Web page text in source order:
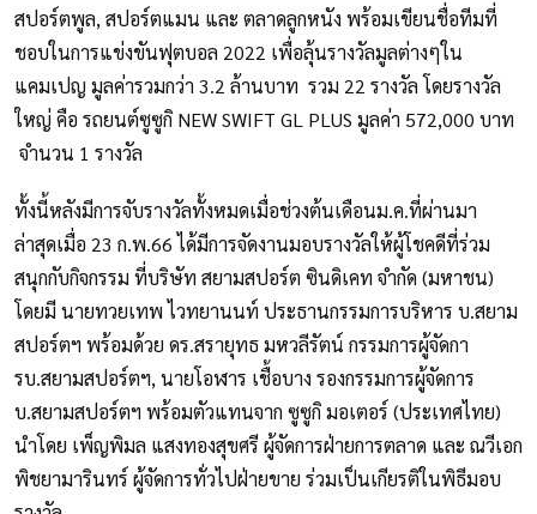
สปอร์ตพูล, สปอร์ตแมน และ ตลาดลูกหนัง พร้อมเขียนชื่อทีมที่
ชอบในการแข่งขันฟุตบอล 2022 เพื่อลุ้นรางวัลมูลต่างๆใน
แคมเปญ มูลค่ารวมกว่า 3.2 ล้านบาท รวม 22 รางวัล โดยรางวัล
ใหญ่ คือ รถยนต์ซูซูกิ NEW SWIFT GL PLUS มูลค่า 572,000 บาท
จำนวน 1 รางวัล
ทั้งนี้หลังมีการจับรางวัลทั้งหมดเมื่อช่วงต้นเดือนม.ค.ที่ผ่านมา
ล่าสุดเมื่อ 23 ก.พ.66 ได้มีการจัดงานมอบรางวัลให้ผู้โชคดีที่ร่วม
สนุกกับกิจกรรม ที่บริษัท สยามสปอร์ต ซินดิเคท จำกัด (มหาชน)
โดยมี นายทวยเทพ ไวทยานนท์ ประธานกรรมการบริหาร บ.สยาม
สปอร์ตฯ พร้อมด้วย ดร.สรายุทธ มหวลีรัตน์ กรรมการผู้จัดกา
รบ.สยามสปอร์ตฯ, นายโอฬาร เชื้อบาง รองกรรมการผู้จัดการ
บ.สยามสปอร์ตฯ พร้อมตัวแทนจาก ซูซูกิ มอเตอร์ (ประเทศไทย)
นำโดย เพ็ญพิมล แสงทองสุขศรี ผู้จัดการฝ่ายการตลาด และ ณวีเอก
พิชยามารินทร์ ผู้จัดการทั่วไปฝ่ายขาย ร่วมเป็นเกียรติในพิธีมอบ